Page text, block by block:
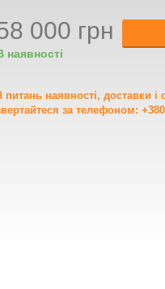
000 грн
наявності
питань наявності, доставки і
за телефоном: